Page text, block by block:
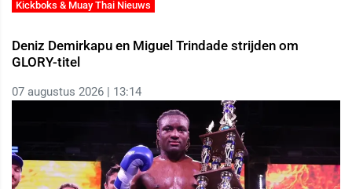
Kickboks & Muay Thai Nieuws
Deniz Demirkapu en Miguel Trindade strijden om
GLORY-titel
07 augustus 2026 | 13:14